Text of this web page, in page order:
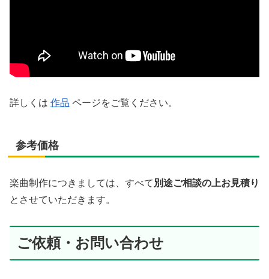
詳しくは 作品 ページをご覧ください。
参考価格
楽曲制作につきましては、すべて別途ご相談の上お見積り
とさせていただきます。
ご依頼・お問い合わせ